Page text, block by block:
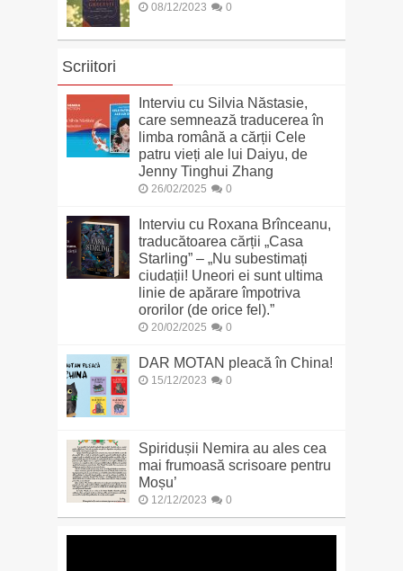
08/12/2023 0
Scriitori
Interviu cu Silvia Năstasie,
care semnează traducerea în
limba română a cărții Cele
patru vieți ale lui Daiyu, de
Jenny Tinghui Zhang
26/02/2025 0
Interviu cu Roxana Brînceanu,
traducătoarea cărții „Casa
Starling” – „Nu subestimați
ciudații! Uneori ei sunt ultima
linie de apărare împotriva
ororilor (de orice fel).”
20/02/2025 0
DAR MOTAN pleacă în China!
15/12/2023 0
Spiridușii Nemira au ales cea
mai frumoasă scrisoare pentru
Moșu’
12/12/2023 0